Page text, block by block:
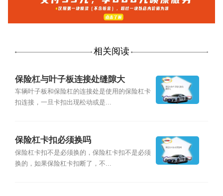
相关阅读
保险杠与叶子板连接处缝隙大
车辆叶子板和保险杠的连接处是使用的保险杠卡
扣连接，一旦卡扣出现松动或是...
保险杠卡扣必须换吗
保险杠卡扣不是必须换的，保险杠卡扣不是必须
换的，如果保险杠卡扣断了，不...